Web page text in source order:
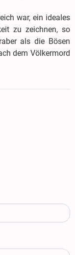
war, ein ideales
zu zeichnen, so
als die Bösen
dem Völkermord